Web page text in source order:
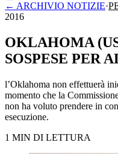
← ARCHIVIO NOTIZIE·
2016
OKLAHOMA
SOSPESE PER
l’Oklahoma non effettuerà
momento che la
non ha voluto prendere in
esecuzione.
1 MIN DI LETTURA